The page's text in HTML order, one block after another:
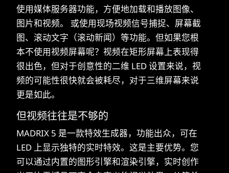
使用媒体服务器功能，方便地加载和播放图像、
图片和视频。
或使用现场视频信号捕捉、屏幕截
图、滚动文字（滚动新闻）等功能。但如果您根
本不使用视频屏幕呢？视频在矩形屏幕上表现得
很出色，但对于创意性的二维 LED 设置来说，视
频的可能性很快就会被耗尽，对于三维屏幕来说
更是如此。
但视频往往是不够的
MADRIX 5 是一款特效生成器，功能出众，可在
LED 上显示独特的实时特效。这是主要优势。您
可以通过内置的图形引擎和渲染引擎，实时创作